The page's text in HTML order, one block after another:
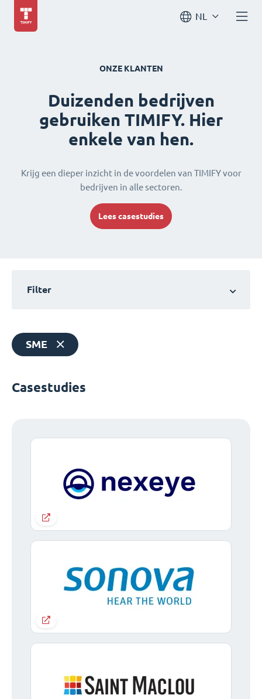
NL
ONZE KLANTEN
Duizenden bedrijven
gebruiken TIMIFY. Hier
enkele van hen.
Krijg een dieper inzicht in de voordelen van TIMIFY voor
bedrijven in alle sectoren.
Lees casestudies
Filter
SME
Casestudies